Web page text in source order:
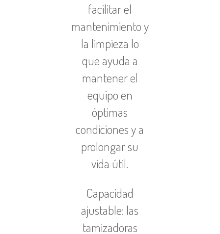
facilitar el
mantenimiento y
la limpieza lo
que ayuda a
mantener el
equipo en
óptimas
condiciones y a
prolongar su
vida útil.
Capacidad
ajustable: las
tamizadoras